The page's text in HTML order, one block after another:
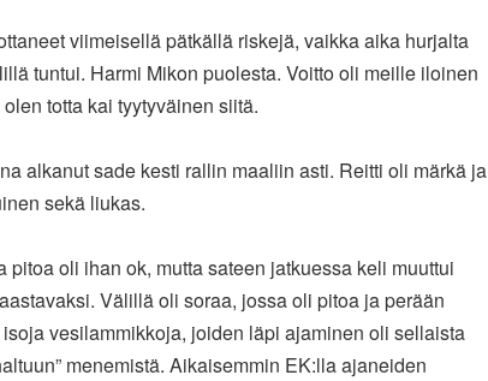
viimeisellä pätkällä riskejä, vaikka aika hurjalta
tuntui. Harmi Mikon puolesta. Voitto oli meille iloinen
totta kai tyytyväinen siitä.
alkanut sade kesti rallin maaliin asti. Reitti oli märkä ja
sekä liukas.
pitoa oli ihan ok, mutta sateen jatkuessa keli muuttui
Välillä oli soraa, jossa oli pitoa ja perään
isoja vesilammikkoja, joiden läpi ajaminen oli sellaista
menemistä. Aikaisemmin EK:lla ajaneiden